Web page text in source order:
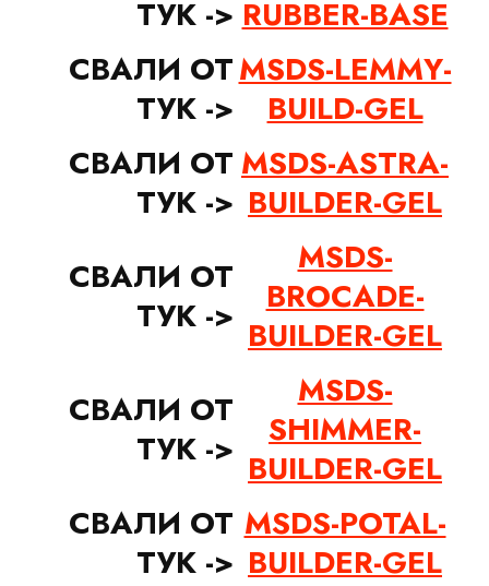
ТУК -> RUBBER-BASE
СВАЛИ ОТ
ТУК ->
MSDS-LEMMY-
BUILD-GEL
СВАЛИ ОТ
ТУК ->
MSDS-ASTRA-
BUILDER-GEL
СВАЛИ ОТ
ТУК ->
MSDS-
BROCADE-
BUILDER-GEL
СВАЛИ ОТ
ТУК ->
MSDS-
SHIMMER-
BUILDER-GEL
СВАЛИ ОТ
ТУК ->
MSDS-POTAL-
BUILDER-GEL